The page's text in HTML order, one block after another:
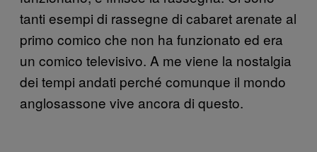
tanti esempi di rassegne di cabaret arenate al
primo comico che non ha funzionato ed era
un comico televisivo. A me viene la nostalgia
dei tempi andati perché comunque il mondo
anglosassone vive ancora di questo.